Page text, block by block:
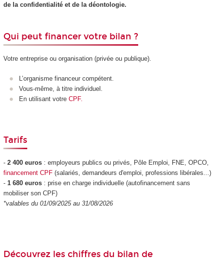
de la confidentialité et de la déontologie.
Qui peut financer votre bilan ?
Votre entreprise ou organisation (privée ou publique).
L’organisme financeur compétent.
Vous-même, à titre individuel.
En utilisant votre CPF.
Tarifs
- 2 400 euros : employeurs publics ou privés, Pôle Emploi, FNE, OPCO,
financement CPF(salariés, demandeurs d'emploi, professions libérales...)
- 1 680 euros : prise en charge individuelle (autofinancement sans
mobiliser son CPF)
*valables du 01/09/2025 au 31/08/2026
Découvrez les chiffres du bilan de